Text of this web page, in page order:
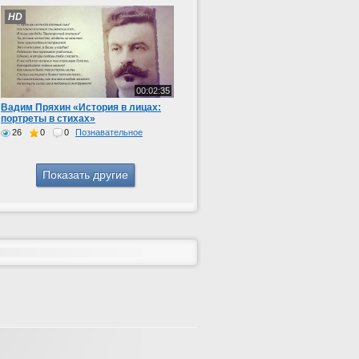
00:02:35
HD
Вадим Пряхин «История в лицах:
портреты в стихах»
26 0 0 Познавательное